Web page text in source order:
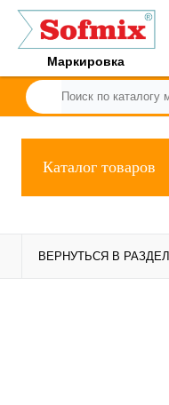
Маркировка
Каталог товаров
ВЕРНУТЬСЯ В РАЗДЕЛ